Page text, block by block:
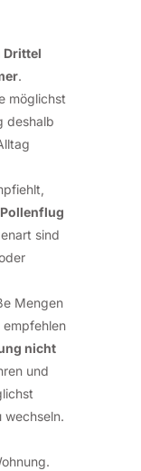
Drittel
.
möglichst
deshalb
sind
Mengen
empfehlen
nicht
und
wechseln.